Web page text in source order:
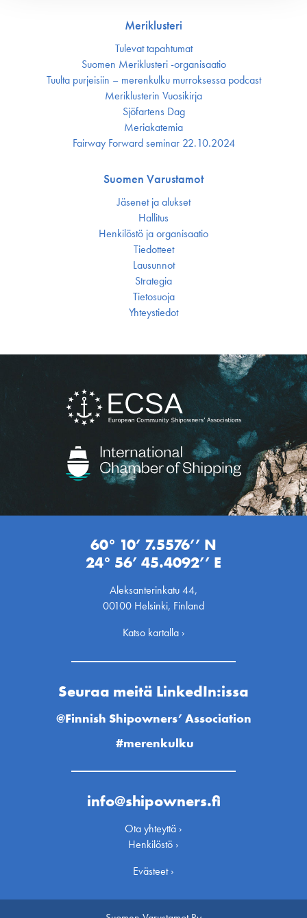
Meriklusteri
Tulevat tapahtumat
Suomen Meriklusteri -organisaatio
Tuulta purjeisiin – merenkulku murroksessa podcast
Meriklusterin Vuosikirja
Sjöfartens Dag
Meriakatemia
Fairway Forward seminar 22.10.2024
Suomen Varustamot
Jäsenet ja alukset
Hallitus
Henkilöstö ja organisaatio
Tiedotteet
Lausunnot
Strategia
Tietosuoja
Yhteystiedot
60° 10’ 7.5576’’ N
24° 56’ 45.4092’’ E
Aleksanterinkatu 44,
00100 Helsinki, Finland
Katso kartalla ›
Seuraa meitä LinkedIn:issa
@Finnish Shipowners’ Association
#merenkulku
info@shipowners.fi
Ota yhteyttä ›
Henkilöstö ›
Evästeet ›